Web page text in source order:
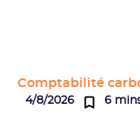
Comptabilité
4/8/2026 6